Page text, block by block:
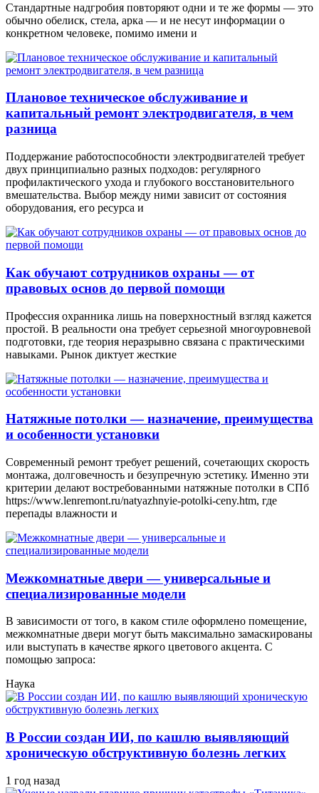
Стандартные надгробия повторяют одни и те же формы — это
обычно обелиск, стела, арка — и не несут информации о
конкретном человеке, помимо имени и
Плановое техническое обслуживание и
капитальный ремонт электродвигателя, в чем
разница
Поддержание работоспособности электродвигателей требует
двух принципиально разных подходов: регулярного
профилактического ухода и глубокого восстановительного
вмешательства. Выбор между ними зависит от состояния
оборудования, его ресурса и
Как обучают сотрудников охраны — от
правовых основ до первой помощи
Профессия охранника лишь на поверхностный взгляд кажется
простой. В реальности она требует серьезной многоуровневой
подготовки, где теория неразрывно связана с практическими
навыками. Рынок диктует жесткие
Натяжные потолки — назначение, преимущества
и особенности установки
Современный ремонт требует решений, сочетающих скорость
монтажа, долговечность и безупречную эстетику. Именно эти
критерии делают востребованными натяжные потолки в СПб
https://www.lenremont.ru/natyazhnyie-potolki-ceny.htm, где
перепады влажности и
Межкомнатные двери — универсальные и
специализированные модели
В зависимости от того, в каком стиле оформлено помещение,
межкомнатные двери могут быть максимально замаскированы
или выступать в качестве яркого цветового акцента. С
помощью запроса:
Наука
В России создан ИИ, по кашлю выявляющий
хроническую обструктивную болезнь легких
1 год назад